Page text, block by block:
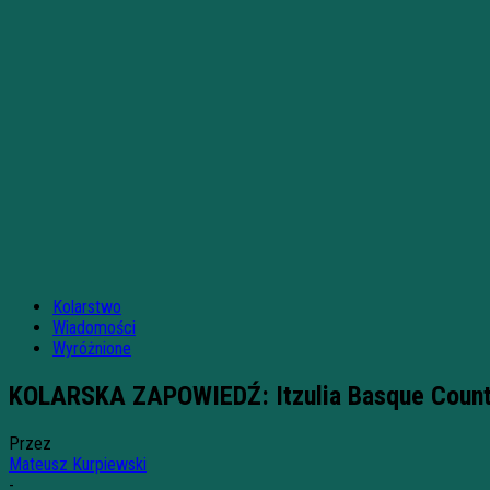
Kolarstwo
Wiadomości
Wyróżnione
KOLARSKA ZAPOWIEDŹ: Itzulia Basque
Przez
Mateusz Kurpiewski
-